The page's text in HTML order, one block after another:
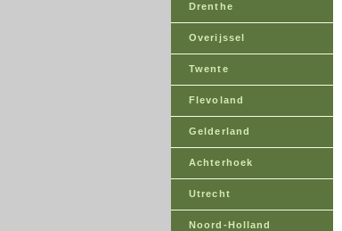
Drenthe
Overijssel
Twente
Flevoland
Gelderland
Achterhoek
Utrecht
Noord-Holland